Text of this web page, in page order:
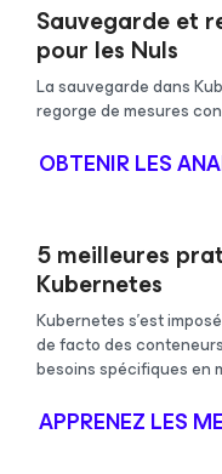
Sauvegarde et
pour les Nuls
La sauvegarde dans
regorge de mesures
OBTENIR LES
5 meilleures
Kubernetes
Kubernetes s’est
de facto des
besoins spécifiques en
APPRENEZ LES